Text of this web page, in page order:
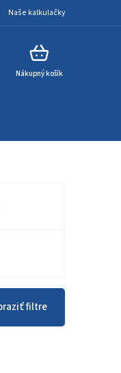
Naše kalkulačky
Nákupný košík